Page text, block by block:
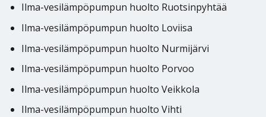
Ilma-vesilämpöpumpun huolto Ruotsinpyhtää
Ilma-vesilämpöpumpun huolto Loviisa
Ilma-vesilämpöpumpun huolto Nurmijärvi
Ilma-vesilämpöpumpun huolto Porvoo
Ilma-vesilämpöpumpun huolto Veikkola
Ilma-vesilämpöpumpun huolto Vihti